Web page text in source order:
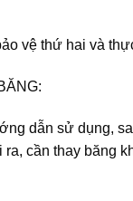
vệ thứ hai và
dẫn sử dụng,
ra, cần thay băng